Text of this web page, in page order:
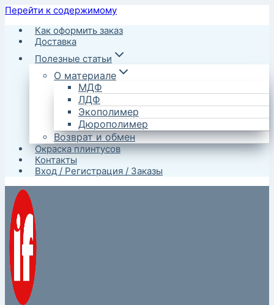
Перейти к содержимому
Как оформить заказ
Доставка
Полезные статьи
О материале
МДФ
ЛДФ
Экополимер
Дюрополимер
Возврат и обмен
Окраска плинтусов
Контакты
Вход / Регистрация / Заказы